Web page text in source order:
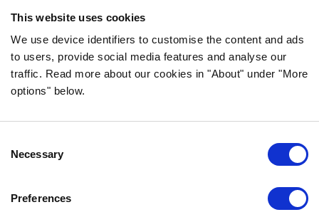
This website uses cookies
We use device identifiers to customise the content and ads
to users, provide social media features and analyse our
traffic. Read more about our cookies in "About" under "More
options" below.
Selection
Necessary
Preferences
FOLGE UNS AUF SOCIAL MEDIA
FAQ